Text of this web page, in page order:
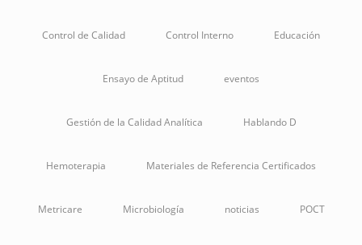
Control de Calidad Control Interno Educación
Ensayo de Aptitud eventos
Gestión de la Calidad Analítica Hablando D
Hemoterapia Materiales de Referencia Certificados
Metricare Microbiología noticias POCT